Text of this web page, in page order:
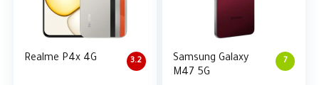
3.2
Realme P4x 4G 7
Samsung Galaxy
M47 5G